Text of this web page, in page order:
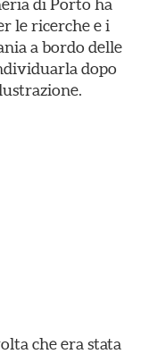
le ricerche e i
a bordo delle
dopo
che era stata